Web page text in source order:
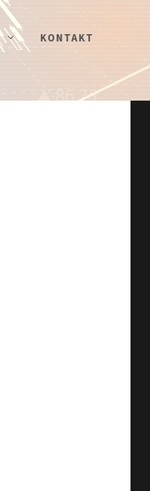
KONTAKT